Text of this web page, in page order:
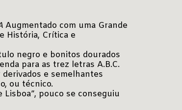
Augmentado com uma Grande
História, Crítica e
negro e bonitos dourados
para as trez letras A.B.C.
e semelhantes
ou técnico.
Lisboa”, pouco se conseguiu